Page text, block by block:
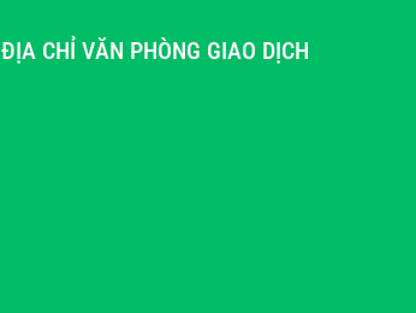
ĐỊA CHỈ VĂN PHÒNG GIAO DỊCH